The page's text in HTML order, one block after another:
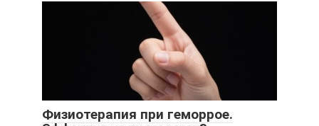
Физиотерапия при геморрое.